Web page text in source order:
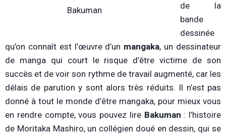
Bakuman
de la
bande
dessinée
qu’on connaît est l’œuvre d’un mangaka, un dessinateur
de manga qui court le risque d’être victime de son
succès et de voir son rythme de travail augmenté, car les
délais de parution y sont alors très réduits. Il n’est pas
donné à tout le monde d’être mangaka, pour mieux vous
en rendre compte, vous pouvez lire Bakuman : l’histoire
de Moritaka Mashiro, un collégien doué en dessin, qui se